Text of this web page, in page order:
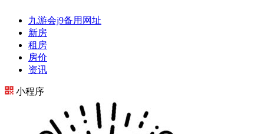
九游会j9备用网址
新房
租房
房价
资讯
小程序